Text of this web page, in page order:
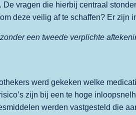
vragen die hierbij centraal
deze veilig af te schaffen? Er zijn
een tweede verplichte
werd gekeken welke
zijn bij een te hoge
werden vastgesteld die